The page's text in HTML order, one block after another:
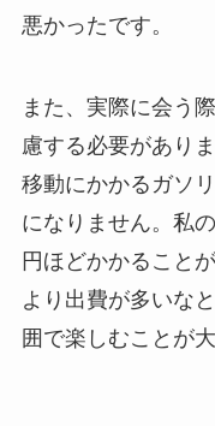
悪かったです。
また、実際に会う
慮する必要があり
移動にかかるガソ
になりません。私
円ほどかかること
より出費が多いな
囲で楽しむことが